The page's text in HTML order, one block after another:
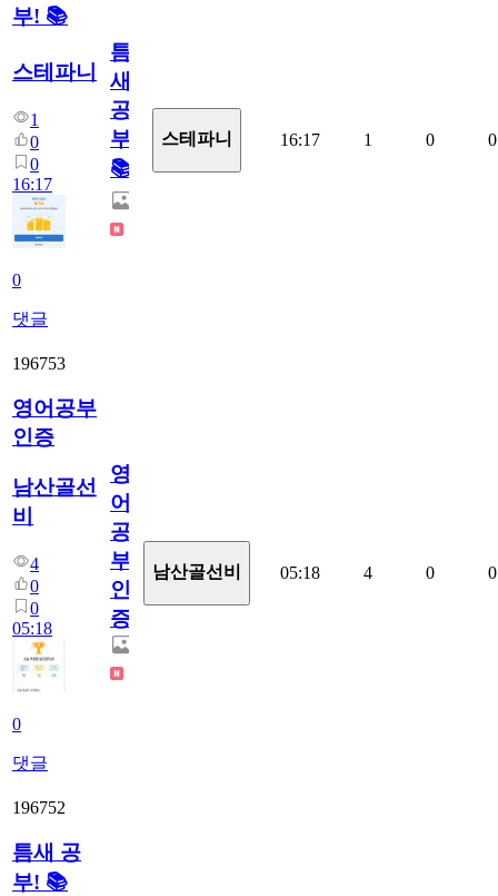
부! 📚
스테파니
1
0
0
16:17
0
댓글
틈
새
공
부!
📚
스테파니 16:17 1 0 0
196753
영어공부
인증
남산골선
비
4
0
0
05:18
0
댓글
영
어
공
부
인
증
남산골선비 05:18 4 0 0
196752
틈새 공
부! 📚